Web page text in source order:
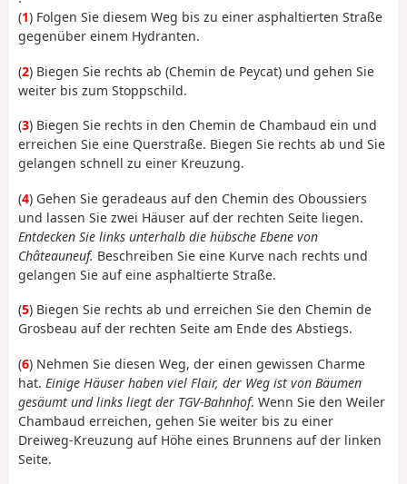
(1) Folgen Sie diesem Weg bis zu einer asphaltierten Straße
gegenüber einem Hydranten.
(2) Biegen Sie rechts ab (Chemin de Peycat) und gehen Sie
weiter bis zum Stoppschild.
(3) Biegen Sie rechts in den Chemin de Chambaud ein und
erreichen Sie eine Querstraße. Biegen Sie rechts ab und Sie
gelangen schnell zu einer Kreuzung.
(4) Gehen Sie geradeaus auf den Chemin des Oboussiers
und lassen Sie zwei Häuser auf der rechten Seite liegen.
Entdecken Sie links unterhalb die hübsche Ebene von
Châteauneuf. Beschreiben Sie eine Kurve nach rechts und
gelangen Sie auf eine asphaltierte Straße.
(5) Biegen Sie rechts ab und erreichen Sie den Chemin de
Grosbeau auf der rechten Seite am Ende des Abstiegs.
(6) Nehmen Sie diesen Weg, der einen gewissen Charme
hat. Einige Häuser haben viel Flair, der Weg ist von Bäumen
gesäumt und links liegt der TGV-Bahnhof. Wenn Sie den Weiler
Chambaud erreichen, gehen Sie weiter bis zu einer
Dreiweg-Kreuzung auf Höhe eines Brunnens auf der linken
Seite.